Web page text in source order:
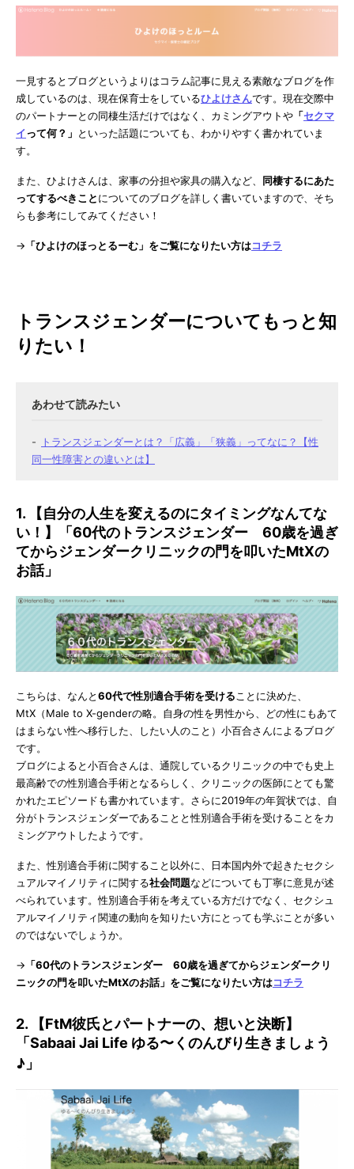
一見するとブログというよりはコラム記事に見える素敵なブログを作
成しているのは、現在保育士をしているひよけさんです。現在交際中
のパートナーとの同棲生活だけではなく、カミングアウトや 「セクマ
イって何？」 といった話題についても、わかりやすく書かれていま
す。
また、ひよけさんは、家事の分担や家具の購入など、 同棲するにあた
ってするべきことについてのブログを詳しく書いていますので、そち
らも参考にしてみてください！
→ 「ひよけのほっとるーむ」をご覧になりたい方はコチラ
トランスジェンダーについてもっと知
りたい！
トランスジェンダーとは？「広義」「狭義」ってなに？【性
同一性障害との違いとは】
1. 【自分の人生を変えるのにタイミングなんてな
い！】「60代のトランスジェンダー 60歳を過ぎ
てからジェンダークリニックの門を叩いたMtXの
お話」
こちらは、なんと60代で性別適合手術を受ける ことに決めた、
MtX（Male to X-genderの略。自身の性を男性から、どの性にもあて
はまらない性へ移行した、したい人のこと）小百合さんによるブログ
です。
ブログによると小百合さんは、通院しているクリニックの中でも史上
最高齢での性別適合手術となるらしく、クリニックの医師にとても驚
かれたエピソードも書かれています。さらに2019年の年賀状では、自
分がトランスジェンダーであることと性別適合手術を受けることをカ
ミングアウトしたようです。
また、性別適合手術に関すること以外に、日本国内外で起きたセクシ
ュアルマイノリティに関する社会問題などについても丁寧に意見が述
べられています。性別適合手術を考えている方だけでなく、セクシュ
アルマイノリティ関連の動向を知りたい方にとっても学ぶことが多い
のではないでしょうか。
→ 「60代のトランスジェンダー 60歳を過ぎてからジェンダークリ
ニックの門を叩いたMtXのお話」をご覧になりたい方はコチラ
2. 【FtM彼氏とパートナーの、想いと決断】
「Sabaai Jai Life ゆる〜くのんびり生きましょう
♪」